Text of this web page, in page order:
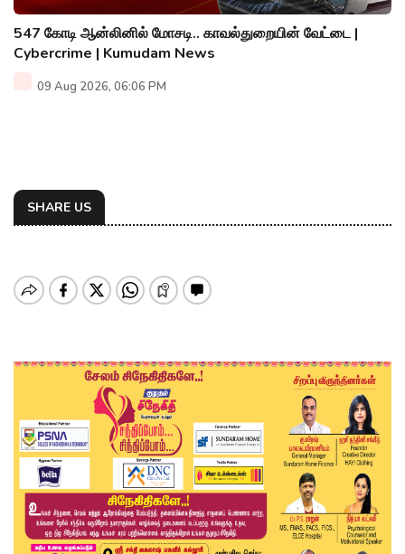
547 கோடி ஆன்லினில் மோசடி.. காவல்துறையின் வேட்டை |
Cybercrime | Kumudam News
09 Aug 2026, 06:06 PM
SHARE US